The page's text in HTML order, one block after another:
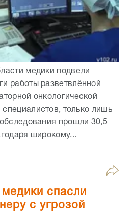
медики подвели
работы разветвлённой
онкологической
только лишь
прошли 30,5
широкому...
спасли
с угрозой